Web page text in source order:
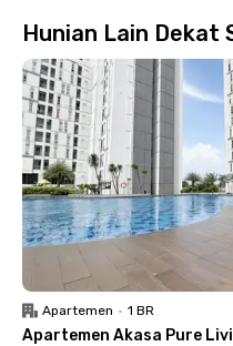
tambah, membuat
untuk ditinggali.
Selain itu, penghuni juga
seperti kolam renang, area
strategis dan fasilitas
ingin tinggal nyaman, aman,
Serpong.
Hunian Lain Dekat
Apartemen • 1 BR
Apartemen Akasa Pure